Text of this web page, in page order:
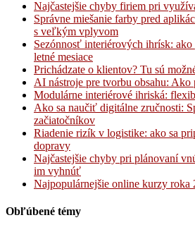
Najčastejšie chyby firiem pri
Správne miešanie farby pred
s veľkým vplyvom
Sezónnosť interiérových ihrísk:
letné mesiace
Prichádzate o klientov? Tu sú
AI nástroje pre tvorbu obsahu: Ako
Modulárne interiérové ihriská:
Ako sa naučiť digitálne zručnosti:
začiatočníkov
Riadenie rizík v logistike: ako sa
dopravy
Najčastejšie chyby pri plánovaní
im vyhnúť
Najpopulárnejšie online kurzy roka
Obľúbené témy